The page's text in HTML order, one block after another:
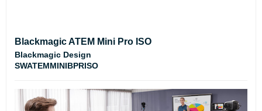
Blackmagic ATEM Mini Pro ISO
Blackmagic Design
SWATEMMINIBPRISO